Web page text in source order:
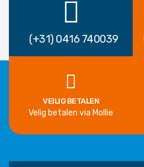
(+31) 0416 740039
VEILIG BETALEN
Velig betalen via Mollie